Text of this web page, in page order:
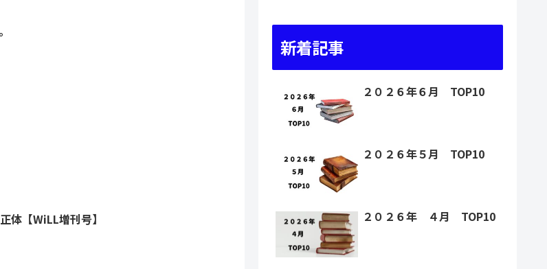
体【WiLL増刊号】
新着記事
２０２６年６月 TOP10
２０２６年５月 TOP10
２０２６年 ４月 TOP10